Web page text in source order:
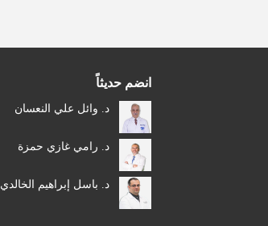
انضم حديثاً
د. وائل علي النعسان
د. رامي غازي حمزة
د. باسل إبراهيم الخالدي